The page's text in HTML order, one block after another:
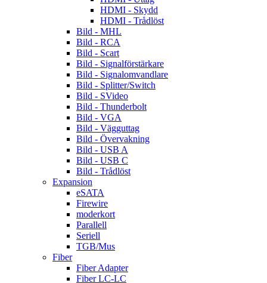
HDMI - Skydd
HDMI - Trådlöst
Bild - MHL
Bild - RCA
Bild - Scart
Bild - Signalförstärkare
Bild - Signalomvandlare
Bild - Splitter/Switch
Bild - SVideo
Bild - Thunderbolt
Bild - VGA
Bild - Vägguttag
Bild - Övervakning
Bild - USB A
Bild - USB C
Bild - Trådlöst
Expansion
eSATA
Firewire
moderkort
Parallell
Seriell
TGB/Mus
Fiber
Fiber Adapter
Fiber LC-LC